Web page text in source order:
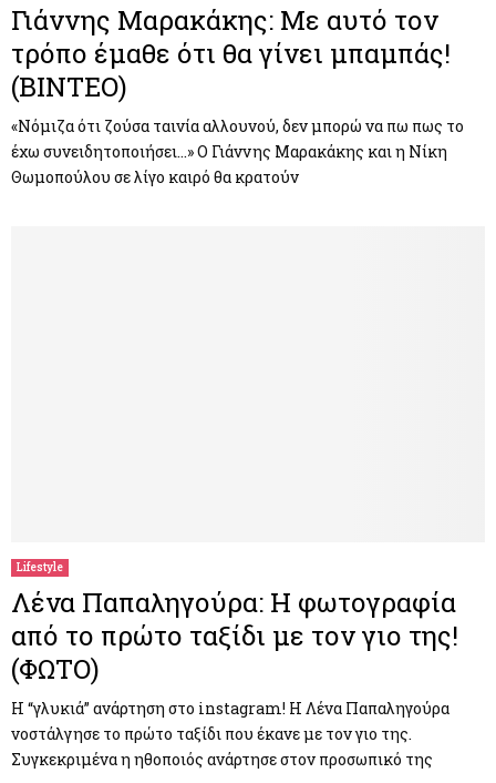
Γιάννης Μαρακάκης: Με αυτό τον
τρόπο έμαθε ότι θα γίνει μπαμπάς!
(ΒΙΝΤΕΟ)
«Νόμιζα ότι ζούσα ταινία αλλουνού, δεν μπορώ να πω πως το
έχω συνειδητοποιήσει…» Ο Γιάννης Μαρακάκης και η Νίκη
Θωμοπούλου σε λίγο καιρό θα κρατούν
Lifestyle
Λένα Παπαληγούρα: Η φωτογραφία
από το πρώτο ταξίδι με τον γιο της!
(ΦΩΤΟ)
Η “γλυκιά” ανάρτηση στο instagram! Η Λένα Παπαληγούρα
νοστάλγησε το πρώτο ταξίδι που έκανε με τον γιο της.
Συγκεκριμένα η ηθοποιός ανάρτησε στον προσωπικό της